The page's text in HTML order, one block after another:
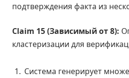
подтверждения факта из
Claim 15 (Зависимый от 8):
кластеризации для
Система генерирует